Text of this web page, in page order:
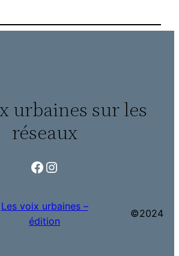
urbaines sur les
réseaux
Facebook Instagram
Les voix urbaines –
édition
©2024